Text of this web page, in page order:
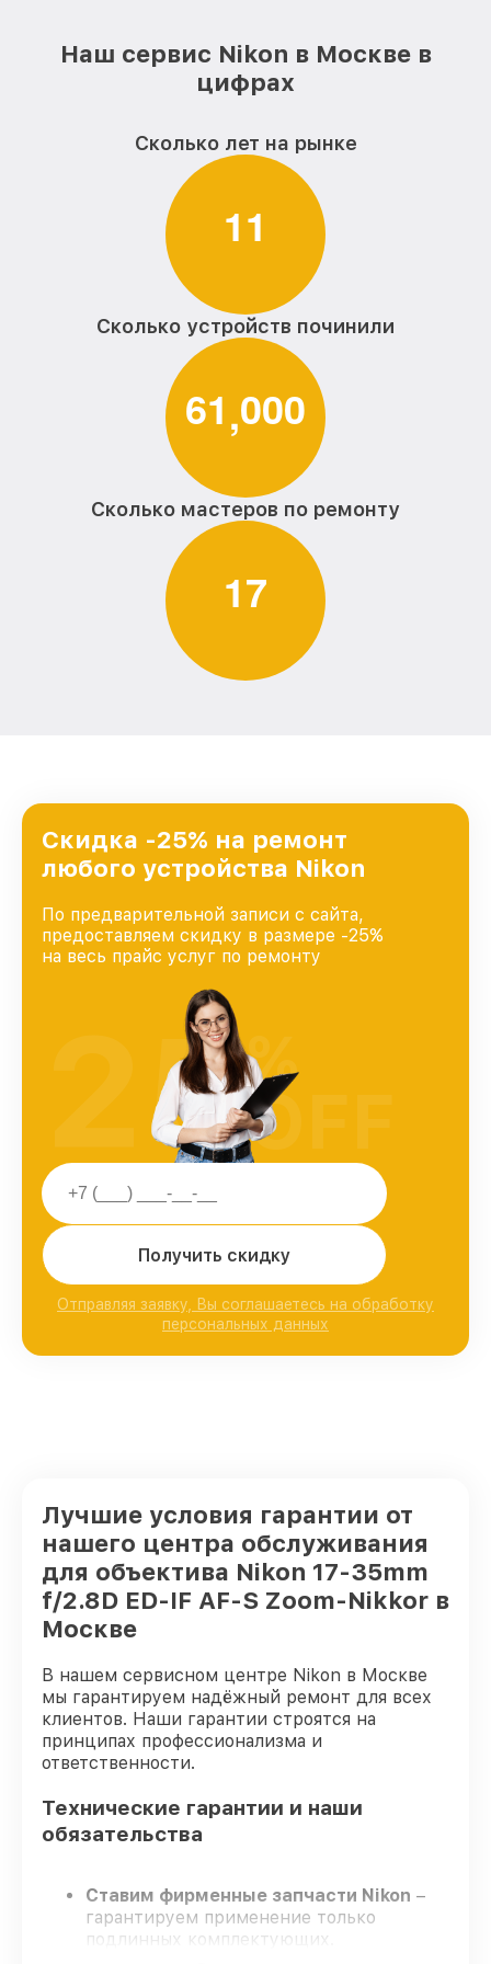
Наш сервис Nikon в Москве в
цифрах
Сколько лет на рынке
11
Сколько устройств починили
61,000
Сколько мастеров по ремонту
17
Скидка -25% на ремонт
любого устройства Nikon
По предварительной записи с сайта,
предоставляем скидку в размере -25%
на весь прайс услуг по ремонту
Получить скидку
Отправляя заявку, Вы соглашаетесь на обработку
персональных данных
25%
OFF
Лучшие условия гарантии от
нашего центра обслуживания
для объектива Nikon 17-35mm
f/2.8D ED-IF AF-S Zoom-Nikkor в
Москве
В нашем сервисном центре Nikon в Москве
мы гарантируем надёжный ремонт для всех
клиентов. Наши гарантии строятся на
принципах профессионализма и
ответственности.
Технические гарантии и наши
обязательства
Ставим фирменные запчасти Nikon –
гарантируем применение только
подлинных комплектующих.